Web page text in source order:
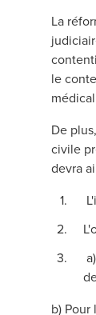
La
le
De
civile
devra
b)